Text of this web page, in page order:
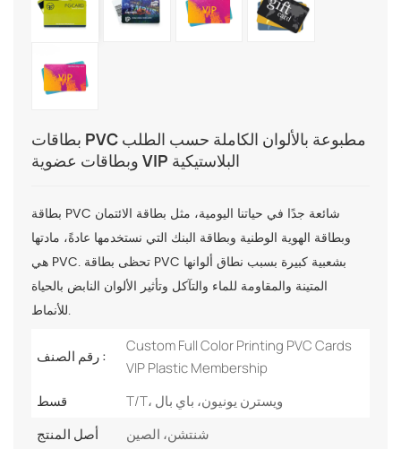
بطاقات PVC مطبوعة بالألوان الكاملة حسب الطلب
وبطاقات عضوية VIP البلاستيكية
بطاقة PVC شائعة جدًا في حياتنا اليومية، مثل بطاقة الائتمان
وبطاقة الهوية الوطنية وبطاقة البنك التي نستخدمها عادةً، مادتها
هي PVC. تحظى بطاقة PVC بشعبية كبيرة بسبب نطاق ألوانها
المتينة والمقاومة للماء والتآكل وتأثير الألوان النابض بالحياة
للأنماط.
رقم الصنف :
Custom Full Color Printing PVC Cards
VIP Plastic Membership
قسط
T/T، ويسترن يونيون، باي بال
أصل المنتج
شنتشن، الصين